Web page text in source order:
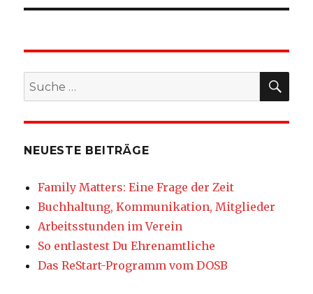
Suche
nach:
NEUESTE BEITRÄGE
Family Matters: Eine Frage der Zeit
Buchhaltung, Kommunikation, Mitglieder
Arbeitsstunden im Verein
So entlastest Du Ehrenamtliche
Das ReStart-Programm vom DOSB